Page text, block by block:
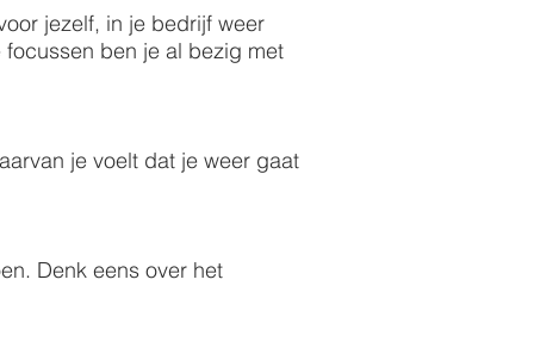
jezelf, in je bedrijf weer
ben je al bezig met
je voelt dat je weer gaat
Denk eens over het